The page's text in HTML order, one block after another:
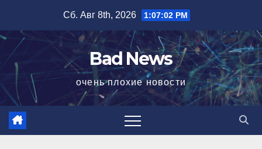
содержимому
Сб. Авг 8th, 2026 1:07:02 PM
Bad News
очень плохие новости